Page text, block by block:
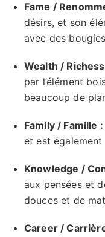
Fame /
désirs, et son
avec des
Wealth /
par l’élément
beaucoup de
Family / Famille :
et est
Knowledge /
aux pensées et
douces et de
Career /